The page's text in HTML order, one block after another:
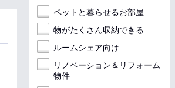
ペットと暮らせるお部屋
物がたくさん収納できる
ルームシェア向け
リノベーション＆リフォーム
物件